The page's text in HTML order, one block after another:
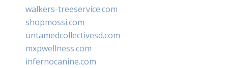
walkers-treeservice.com
shopmossi.com
untamedcollectivesd.com
mxpwellness.com
infernocanine.com